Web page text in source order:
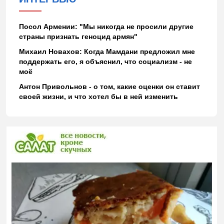
Посол Армении: "Мы никогда не просили другие
страны признать геноцид армян"
Михаил Новахов: Когда Мамдани предложил мне
поддержать его, я объяснил, что социализм - не
моё
Антон Привольнов - о том, какие оценки он ставит
своей жизни, и что хотел бы в ней изменить